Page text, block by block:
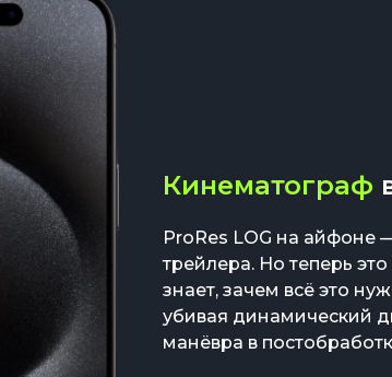
Кинематограф
ProRes LOG на айфоне
трейлера. Но теперь
знает, зачем всё это
убивая динамический
манёвра в